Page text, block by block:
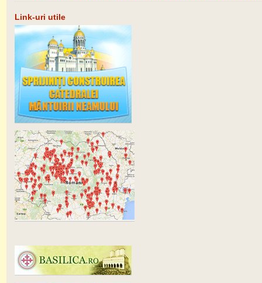
Link-uri utile